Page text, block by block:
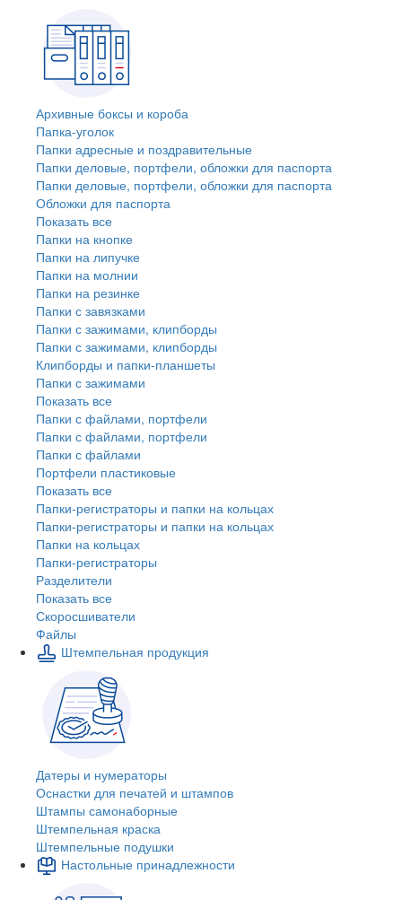
Архивные боксы и короба
Папка-уголок
Папки адресные и поздравительные
Папки деловые, портфели, обложки для паспорта
Папки деловые, портфели, обложки для паспорта
Обложки для паспорта
Показать все
Папки на кнопке
Папки на липучке
Папки на молнии
Папки на резинке
Папки с завязками
Папки с зажимами, клипборды
Папки с зажимами, клипборды
Клипборды и папки-планшеты
Папки с зажимами
Показать все
Папки с файлами, портфели
Папки с файлами, портфели
Папки с файлами
Портфели пластиковые
Показать все
Папки-регистраторы и папки на кольцах
Папки-регистраторы и папки на кольцах
Папки на кольцах
Папки-регистраторы
Разделители
Показать все
Скоросшиватели
Файлы
Штемпельная продукция
Датеры и нумераторы
Оснастки для печатей и штампов
Штампы самонаборные
Штемпельная краска
Штемпельные подушки
Настольные принадлежности